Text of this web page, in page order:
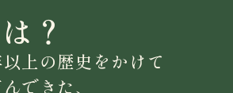
？
上の歴史をかけて
できた、